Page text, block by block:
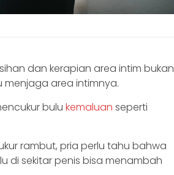
dan kerapian area intim bukan
menjaga area intimnya.
bulu kemaluan seperti
rambut, pria perlu tahu bahwa
sekitar penis bisa menambah